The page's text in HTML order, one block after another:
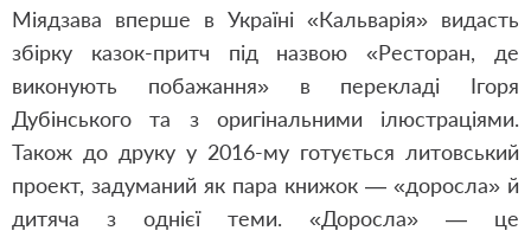
Міядзава вперше в Україні «Кальварія» видасть
збірку казок-притч під назвою «Ресторан, де
виконують побажання» в перекладі Ігоря
Дубінського та з оригінальними ілюстраціями.
Також до друку у 2016-му готується литовський
проект, задуманий як пара книжок — «доросла» й
дитяча з однієї теми. «Доросла» — це